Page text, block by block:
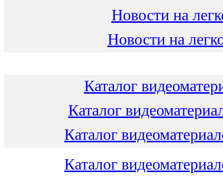
Новости на
Новости на
Каталог
Каталог
Каталог
Каталог